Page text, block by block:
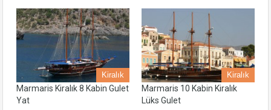
Kiralık
Marmaris Kiralık 8 Kabin Gulet
Yat
Kiralık
Marmaris 10 Kabin Kiralık
Lüks Gulet